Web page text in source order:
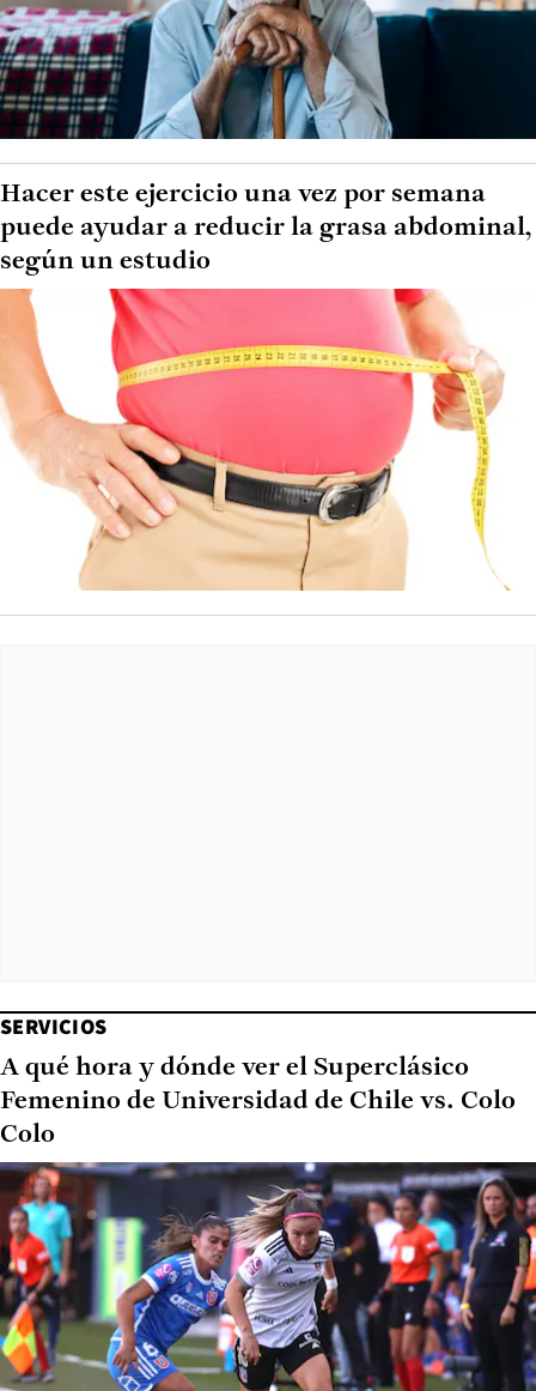
Hacer este ejercicio una vez por semana
puede ayudar a reducir la grasa abdominal,
según un estudio
SERVICIOS
A qué hora y dónde ver el Superclásico
Femenino de Universidad de Chile vs. Colo
Colo